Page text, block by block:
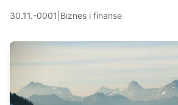
30.11.-0001 Biznes i finanse